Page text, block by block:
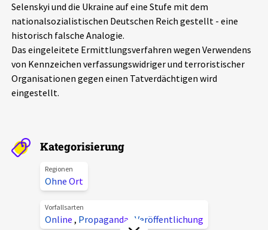
Alle Beiträge
Veranstaltungen
Pressemitteilungen
Podcasts
Über uns
Projektbeschreibung
Kontakt
Unterstützer_innen
chronik.LE in der Presse
Selenskyi und die Ukraine auf eine Stufe mit dem
nationalsozialistischen Deutschen Reich gestellt - eine
historisch falsche Analogie.
Das eingeleitete Ermittlungsverfahren wegen Verwendens
von Kennzeichen verfassungswidriger und terroristischer
Organisationen gegen einen Tatverdächtigen wird
eingestellt.
Kategorisierung
Regionen
Ohne Ort
Vorfallsarten
Online , Propaganda Veröffentlichung